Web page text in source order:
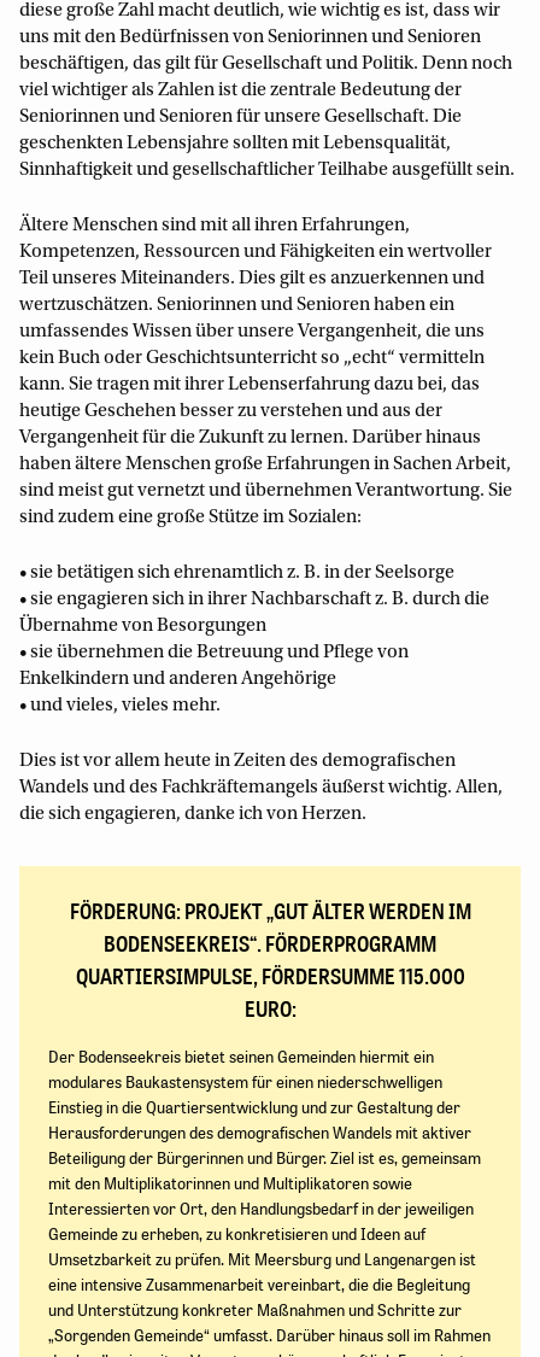
diese große Zahl macht deutlich, wie wichtig es ist, dass wir
uns mit den Bedürfnissen von Seniorinnen und Senioren
beschäftigen, das gilt für Gesellschaft und Politik. Denn noch
viel wichtiger als Zahlen ist die zentrale Bedeutung der
Seniorinnen und Senioren für unsere Gesellschaft. Die
geschenkten Lebensjahre sollten mit Lebensqualität,
Sinnhaftigkeit und gesellschaftlicher Teilhabe ausgefüllt sein.
Ältere Menschen sind mit all ihren Erfahrungen,
Kompetenzen, Ressourcen und Fähigkeiten ein wertvoller
Teil unseres Miteinanders. Dies gilt es anzuerkennen und
wertzuschätzen. Seniorinnen und Senioren haben ein
umfassendes Wissen über unsere Vergangenheit, die uns
kein Buch oder Geschichtsunterricht so „echt“ vermitteln
kann. Sie tragen mit ihrer Lebenserfahrung dazu bei, das
heutige Geschehen besser zu verstehen und aus der
Vergangenheit für die Zukunft zu lernen. Darüber hinaus
haben ältere Menschen große Erfahrungen in Sachen Arbeit,
sind meist gut vernetzt und übernehmen Verantwortung. Sie
sind zudem eine große Stütze im Sozialen:
• sie betätigen sich ehrenamtlich z. B. in der Seelsorge
• sie engagieren sich in ihrer Nachbarschaft z. B. durch die
Übernahme von Besorgungen
• sie übernehmen die Betreuung und Pflege von
Enkelkindern und anderen Angehörige
• und vieles, vieles mehr.
Dies ist vor allem heute in Zeiten des demografischen
Wandels und des Fachkräftemangels äußerst wichtig. Allen,
die sich engagieren, danke ich von Herzen.
FÖRDERUNG: PROJEKT „GUT ÄLTER WERDEN IM
BODENSEEKREIS“. FÖRDERPROGRAMM
QUARTIERSIMPULSE, FÖRDERSUMME 115.000
EURO:
Der Bodenseekreis bietet seinen Gemeinden hiermit ein
modulares Baukastensystem für einen niederschwelligen
Einstieg in die Quartiersentwicklung und zur Gestaltung der
Herausforderungen des demografischen Wandels mit aktiver
Beteiligung der Bürgerinnen und Bürger. Ziel ist es, gemeinsam
mit den Multiplikatorinnen und Multiplikatoren sowie
Interessierten vor Ort, den Handlungsbedarf in der jeweiligen
Gemeinde zu erheben, zu konkretisieren und Ideen auf
Umsetzbarkeit zu prüfen. Mit Meersburg und Langenargen ist
eine intensive Zusammenarbeit vereinbart, die die Begleitung
und Unterstützung konkreter Maßnahmen und Schritte zur
„Sorgenden Gemeinde“ umfasst. Darüber hinaus soll im Rahmen